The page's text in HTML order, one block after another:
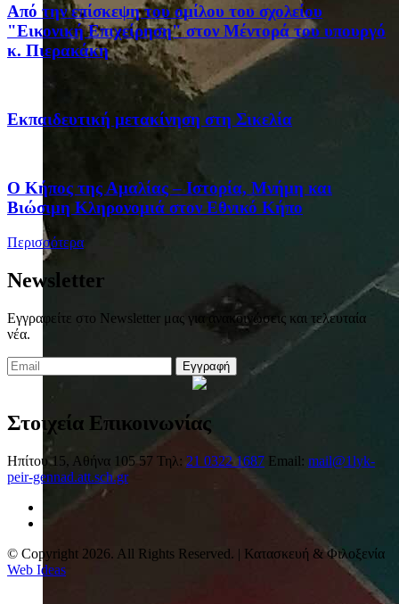
Από την επίσκεψη του ομίλου του σχολείου
"Εικονική Επιχείρηση" στον Μέντορά του υπουργό
κ. Πιερακάκη
Eκπαιδευτική μετακίνηση στη Σικελία
Ο Κήπος της Αμαλίας – Ιστορία, Μνήμη και
Βιώσιμη Κληρονομιά στον Εθνικό Κήπο
Περισσότερα
Newsletter
Εγγραφείτε στο Newsletter μας για ανακοινώσεις και τελευταία
νέα.
Εγγραφή
Στοιχεία Επικοινωνίας
Ηπίτου 15, Αθήνα 105 57 Τηλ: 21 0322 1687 Email: mail@1lyk-
peir-gennad.att.sch.gr
© Copyright 2026. All Rights Reserved. | Κατασκευή & Φιλοξενία
Web Ideas